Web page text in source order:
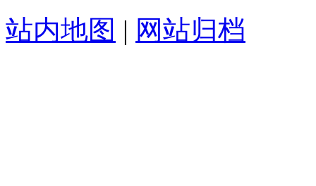
站内地图 | 网站归档